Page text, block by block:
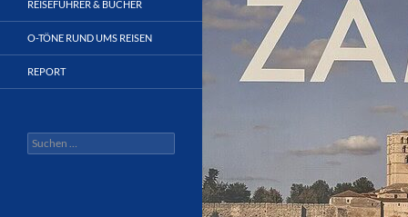
REISEFÜHRER & BÜCHER
O-TÖNE RUND UMS REISEN
REPORT
Suchen
nach: